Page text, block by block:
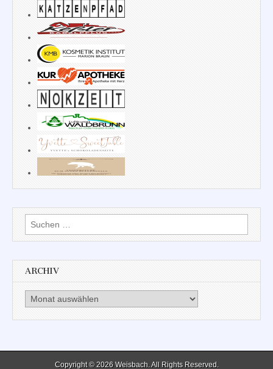
Suchen
nach:
ARCHIV
Archiv
Copyright © 2026 Weisbach. All Rights Reserved.